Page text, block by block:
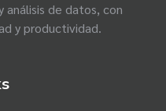
análisis de datos, con
y productividad.